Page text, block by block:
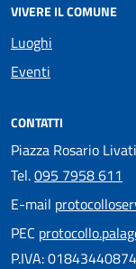
VIVERE IL COMUNE
Luoghi
Eventi
CONTATTI
Piazza Rosario
Tel.095 7958 611
E-mail
PEC
P.IVA: